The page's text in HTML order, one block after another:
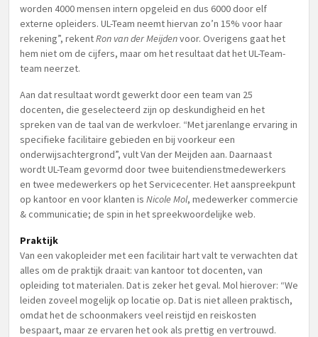
worden 4000 mensen intern opgeleid en dus 6000 door elf
externe opleiders. UL-Team neemt hiervan zo’n 15% voor haar
rekening”, rekentRon van der Meijdenvoor. Overigens gaat het
hem niet om de cijfers, maar om het resultaat dat het UL-Team-
team neerzet.
Aan dat resultaat wordt gewerkt door een team van 25
docenten, die geselecteerd zijn op deskundigheid en het
spreken van de taal van de werkvloer. “Met jarenlange ervaring in
specifieke facilitaire gebieden en bij voorkeur een
onderwijsachtergrond”, vult Van der Meijden aan. Daarnaast
wordt UL-Team gevormd door twee buitendienstmedewerkers
en twee medewerkers op het Servicecenter. Het aanspreekpunt
op kantoor en voor klanten is Nicole Mol, medewerker commercie
& communicatie; de spin in het spreekwoordelijke web.
Praktijk
Van een vakopleider met een facilitair hart valt te verwachten dat
alles om de praktijk draait: van kantoor tot docenten, van
opleiding tot materialen. Dat is zeker het geval. Mol hierover: “We
leiden zoveel mogelijk op locatie op. Dat is niet alleen praktisch,
omdat het de schoonmakers veel reistijd en reiskosten
bespaart, maar ze ervaren het ook als prettig en vertrouwd.